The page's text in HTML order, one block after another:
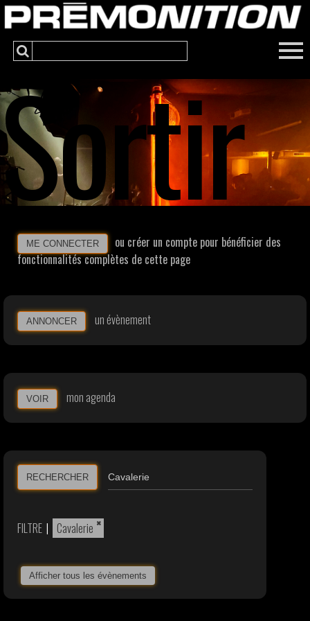
Sortir
ME CONNECTER
ou créer un compte pour bénéficier des
fonctionnalités complètes de cette page
ANNONCER un évènement
VOIR mon agenda
RECHERCHER
FILTRE | ×
Cavalerie
Afficher tous les évènements